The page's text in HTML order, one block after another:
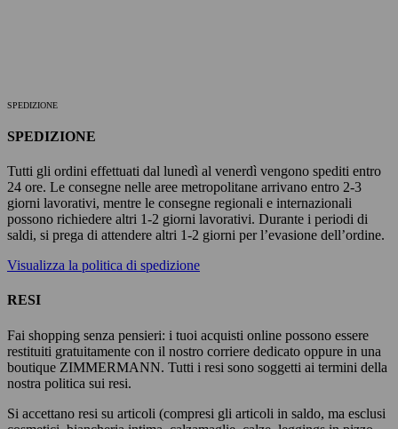
SPEDIZIONE
SPEDIZIONE
Tutti gli ordini effettuati dal lunedì al venerdì vengono spediti entro
24 ore. Le consegne nelle aree metropolitane arrivano entro 2-3
giorni lavorativi, mentre le consegne regionali e internazionali
possono richiedere altri 1-2 giorni lavorativi. Durante i periodi di
saldi, si prega di attendere altri 1-2 giorni per l’evasione dell’ordine.
Visualizza la politica di spedizione
RESI
Fai shopping senza pensieri: i tuoi acquisti online possono essere
restituiti gratuitamente con il nostro corriere dedicato oppure in una
boutique ZIMMERMANN. Tutti i resi sono soggetti ai termini della
nostra politica sui resi.
Si accettano resi su articoli (compresi gli articoli in saldo, ma esclusi